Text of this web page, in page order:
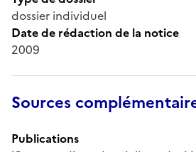
dossier individuel
Date de rédaction de la notice
2009
Sources
Publications